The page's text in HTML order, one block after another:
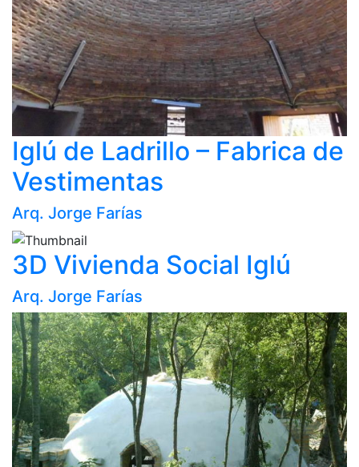
Iglú de Ladrillo – Fabrica de
Vestimentas
Arq. Jorge Farías
3D Vivienda Social Iglú
Arq. Jorge Farías